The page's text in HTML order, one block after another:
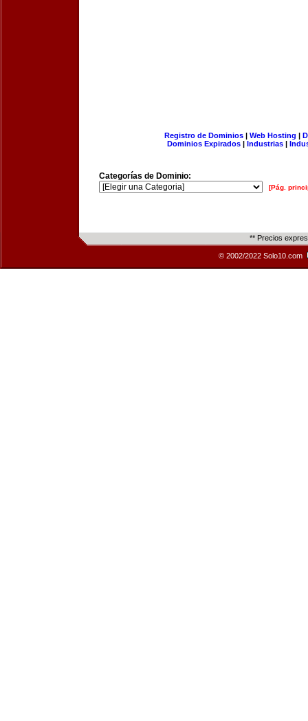
Registro de Dominios| Web Hosting |
Dominios Expirados | Industrias |
Categorías de Dominio:
[Pág.
** Precios
© 2002/2022 Solo10.com